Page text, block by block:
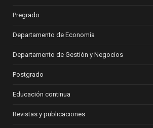
Pregrado
Departamento de Economía
Departamento de Gestión y Negocios
Postgrado
Educación continua
Revistas y publicaciones